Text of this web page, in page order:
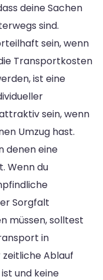
deine Sachen
sind.
sein, wenn
Transportkosten
ist eine
sein, wenn
Umzug hast.
denen eine
Wenn du
Sorgfalt
müssen, solltest
in
zeitliche Ablauf
und keine